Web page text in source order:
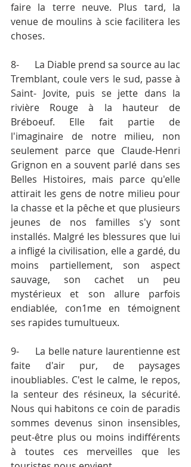
faire la terre neuve. Plus tard, la
venue de moulins à scie facilitera les
choses.
8-	La Diable prend sa source au lac
Tremblant, coule vers le sud, passe à
Saint- Jovite, puis se jette dans la
rivière Rouge à la hauteur de
Bréboeuf. Elle fait partie de
l'imaginaire de notre milieu, non
seulement parce que Claude-Henri
Grignon en a souvent parlé dans ses
Belles Histoires, mais parce qu'elle
attirait les gens de notre milieu pour
la chasse et la pêche et que plusieurs
jeunes de nos familles s'y sont
installés. Malgré les blessures que lui
a infligé la civilisation, elle a gardé, du
moins partiellement, son aspect
sauvage, son cachet un peu
mystérieux et son allure parfois
endiablée, con1me en témoignent
ses rapides tumultueux.
9-	La belle nature laurentienne est
faite d'air pur, de paysages
inoubliables. C'est le calme, le repos,
la senteur des résineux, la sécurité.
Nous qui habitons ce coin de paradis
sommes devenus sinon insensibles,
peut-être plus ou moins indifférents
à toutes ces merveilles que les